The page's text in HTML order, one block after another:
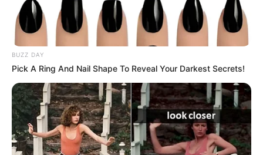
BUZZ DAY
Pick A Ring And Nail Shape To Reveal Your Darkest Secrets!